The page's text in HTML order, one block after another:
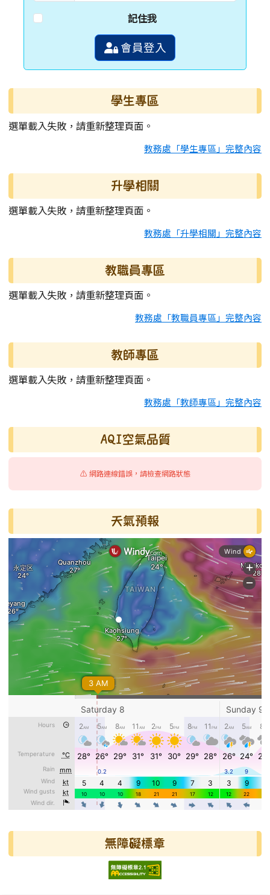
記住我
會員登入
學生專區
選單載入失敗，請重新整理頁面。
教務處「學生專區」完整內容
升學相關
選單載入失敗，請重新整理頁面。
教務處「升學相關」完整內容
教職員專區
選單載入失敗，請重新整理頁面。
教務處「教職員專區」完整內容
教師專區
選單載入失敗，請重新整理頁面。
教務處「教師專區」完整內容
AQI空氣品質
⚠️ 網路連線錯誤，請檢查網路狀態
天氣預報
無障礙標章